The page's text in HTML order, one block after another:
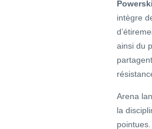
intègre
ainsi du
Arena
la